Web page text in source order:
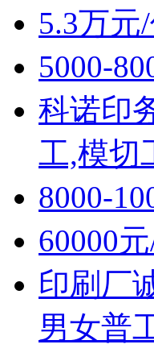
5.3万元
5000-
科诺印
工,模切
8000-
60000
印刷厂
男女普